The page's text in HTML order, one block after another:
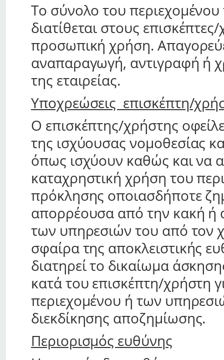
Το σύνολο του
διατίθεται στους
προσωπική χρήση.
αναπαραγωγή, αντιγραφή ή
της εταιρείας.
Υποχρεώσεις επισκέπτη/
Ο επισκέπτης/χρήστης
της ισχύουσας νομοθεσίας
όπως ισχύουν καθώς και να
καταχρηστική χρήση του
πρόκλησης οποιασδήποτε
απορρέουσα από την κακή ή
των υπηρεσιών του από τον
σφαίρα της αποκλειστικής
διατηρεί το δικαίωμα
κατά του επισκέπτη/χρήστη
περιεχομένου ή των
διεκδίκησης αποζημίωσης.
Περιορισμός ευθύνης